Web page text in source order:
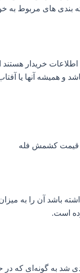
های مربوط به
خریدار
و همیشه آنها یا
است.